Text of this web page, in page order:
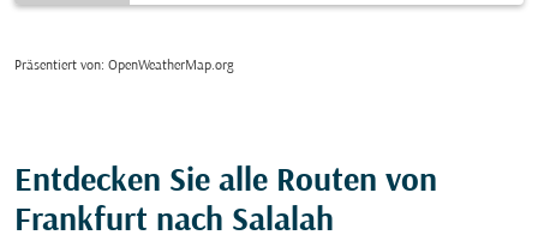
Präsentiert von: OpenWeatherMap.org
Entdecken Sie alle Routen von
Frankfurt nach Salalah